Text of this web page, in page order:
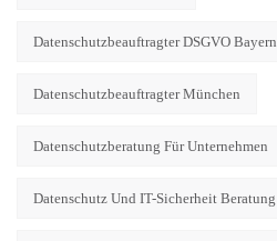
Datenschutzbeauftragter DSGVO Bayern
Datenschutzbeauftragter München
Datenschutzberatung Für Unternehmen
Datenschutz Und IT-Sicherheit Beratung